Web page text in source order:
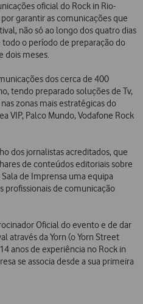
oficial do Rock in Rio-
garantir as comunicações que
não só ao longo dos quatro dias
o período de preparação do
dois meses.
dos cerca de 400
tendo preparado soluções de Tv,
zonas mais estratégicas do
VIP, Palco Mundo, Vodafone Rock
dos jornalistas acreditados, que
de conteúdos editoriais sobre
de Imprensa uma equipa
profissionais de comunicação
Oficial do evento e de dar
através da Yorn (o Yorn Street
anos de experiência no Rock in
se associa desde a sua primeira